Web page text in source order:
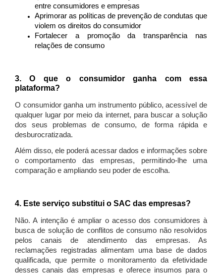
entre consumidores e empresas
Aprimorar as políticas de prevenção de condutas que
violem os direitos do consumidor
Fortalecer a promoção da transparência nas
relações de consumo
3. O que o consumidor ganha com essa
plataforma?
O consumidor ganha um instrumento público, acessível de
qualquer lugar por meio da internet, para buscar a solução
dos seus problemas de consumo, de forma rápida e
desburocratizada.
Além disso, ele poderá acessar dados e informações sobre
o comportamento das empresas, permitindo-lhe uma
comparação e ampliando seu poder de escolha.
4. Este serviço substitui o SAC das empresas?
Não. A intenção é ampliar o acesso dos consumidores à
busca de solução de conflitos de consumo não resolvidos
pelos canais de atendimento das empresas. As
reclamações registradas alimentam uma base de dados
qualificada, que permite o monitoramento da efetividade
desses canais das empresas e oferece insumos para o